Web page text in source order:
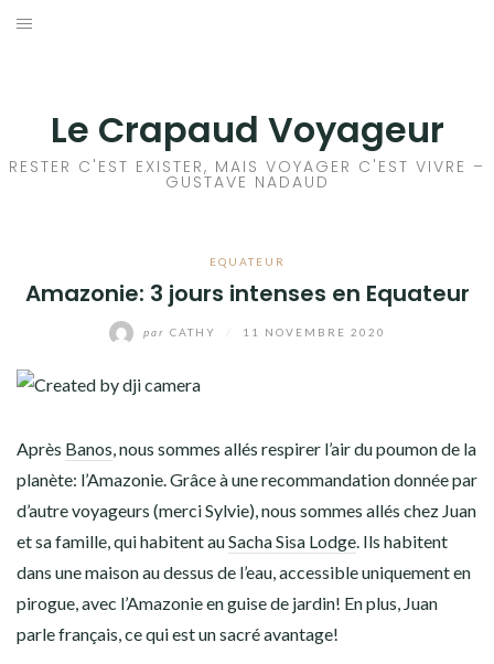
Aller
Le Crapaud Voyageur
RESTER C'EST EXISTER, MAIS VOYAGER C'EST VIVRE –
GUSTAVE NADAUD
EQUATEUR
Amazonie: 3 jours intenses en Equateur
par CATHY 11 NOVEMBRE 2020
Après Banos, nous sommes allés respirer l’air du poumon de la
planète: l’Amazonie. Grâce à une recommandation donnée par
d’autre voyageurs (merci Sylvie), nous sommes allés chez Juan
et sa famille, qui habitent auSacha Sisa Lodge. Ils habitent
dans une maison au dessus de l’eau, accessible uniquement en
pirogue, avec l’Amazonie en guise de jardin! En plus, Juan
parle français, ce qui est un sacré avantage!
EUROPE
AMÉRIQUE DU NORD
AMÉRIQUE CENTRALE
TOUR DU MONDE 2020-2021
CONTACT